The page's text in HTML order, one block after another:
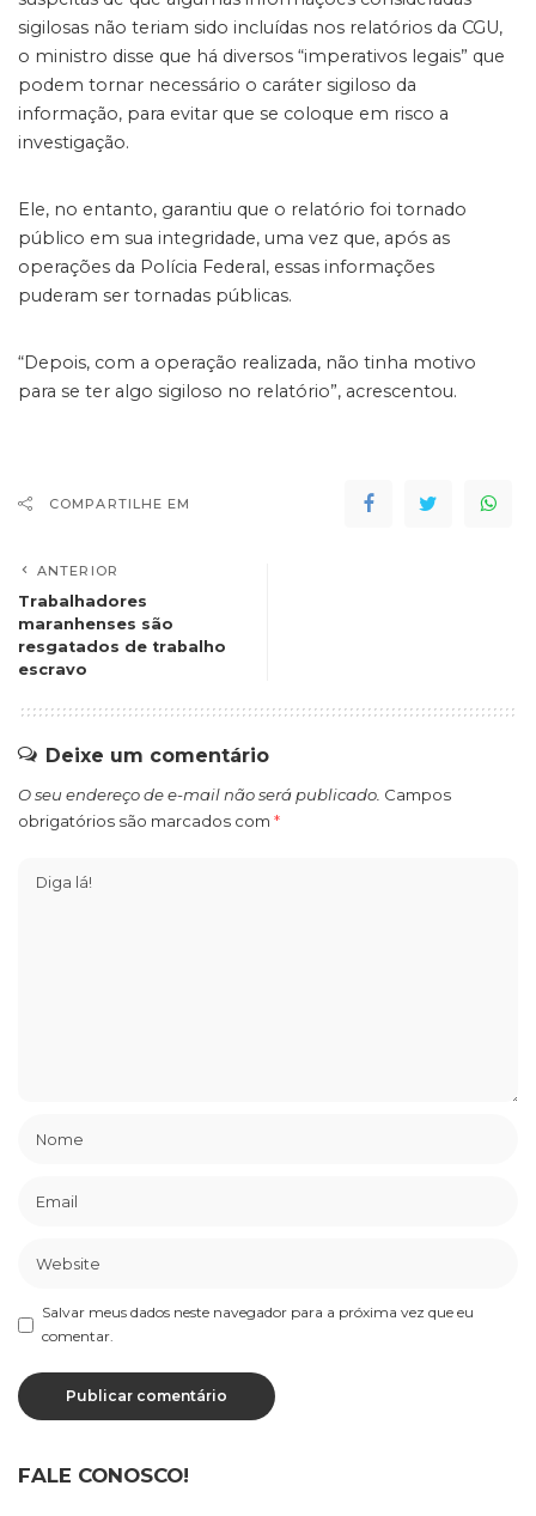
sigilosas não teriam sido incluídas nos relatórios da CGU,
o ministro disse que há diversos “imperativos legais” que
podem tornar necessário o caráter sigiloso da
informação, para evitar que se coloque em risco a
investigação.
Ele, no entanto, garantiu que o relatório foi tornado
público em sua integridade, uma vez que, após as
operações da Polícia Federal, essas informações
puderam ser tornadas públicas.
“Depois, com a operação realizada, não tinha motivo
para se ter algo sigiloso no relatório”, acrescentou.
COMPARTILHE EM
ANTERIOR
Trabalhadores
maranhenses são
resgatados de trabalho
escravo
Deixe um comentário
O seu endereço de e-mail não será publicado. Campos
obrigatórios são marcados com *
Salvar meus dados neste navegador para a próxima vez que eu
comentar.
FALE CONOSCO!